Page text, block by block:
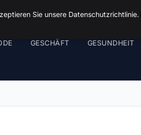
GESCHÄFT GESUNDHEIT
Sie unsere Datenschutzrichtlinie.